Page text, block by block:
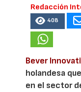
Redacción
408
Bever
holandesa
en el sector